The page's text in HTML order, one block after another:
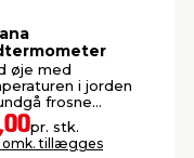
øje med
i jorden
frosne
pr. stk.
omk. tillægges